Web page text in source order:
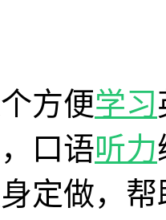
方便学习
口语听力
定做，